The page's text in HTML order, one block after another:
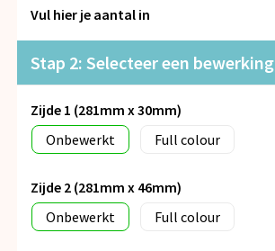
Snoepgoed
Spellen voor binnen en buiten
Vrije tijd en Strand
Anti-stress
Vul hier je aantal in
Stap 2: Selecteer een bewerking
Zijde 1 (281mm x 30mm)
Onbewerkt
Full colour
Zijde 2 (281mm x 46mm)
Onbewerkt
Full colour